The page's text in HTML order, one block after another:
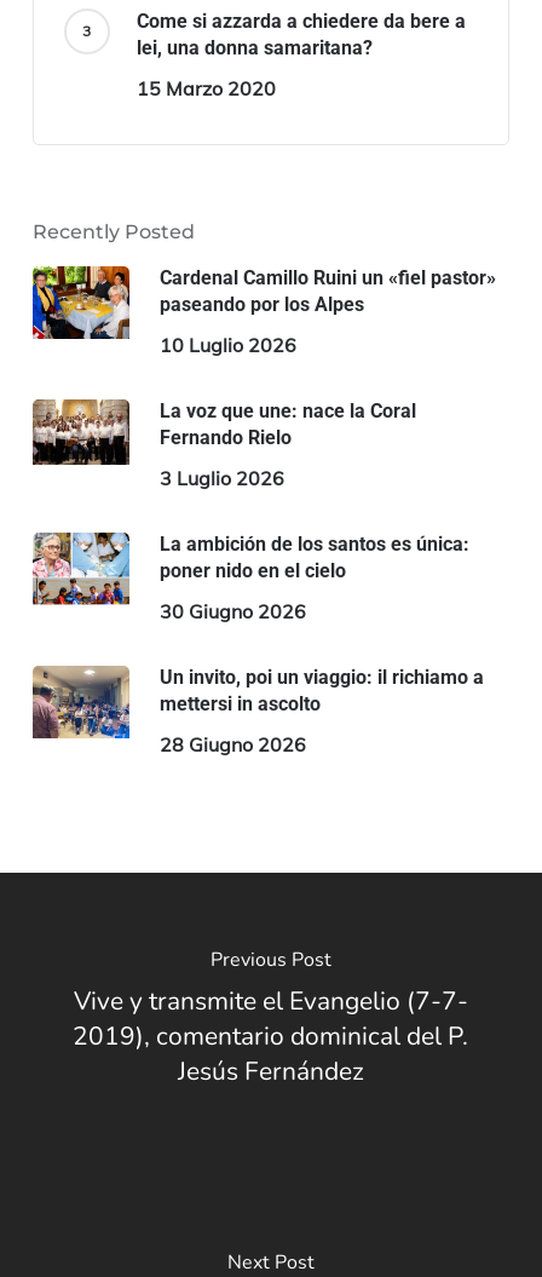
Come si azzarda a chiedere da bere a
lei, una donna samaritana?
15 Marzo 2020
Recently Posted
Cardenal Camillo Ruini un «fiel pastor»
paseando por los Alpes
10 Luglio 2026
La voz que une: nace la Coral
Fernando Rielo
3 Luglio 2026
La ambición de los santos es única:
poner nido en el cielo
30 Giugno 2026
Un invito, poi un viaggio: il richiamo a
mettersi in ascolto
28 Giugno 2026
Previous Post
Vive y transmite el Evangelio (7-7-
2019), comentario dominical del P.
Jesús Fernández
Next Post